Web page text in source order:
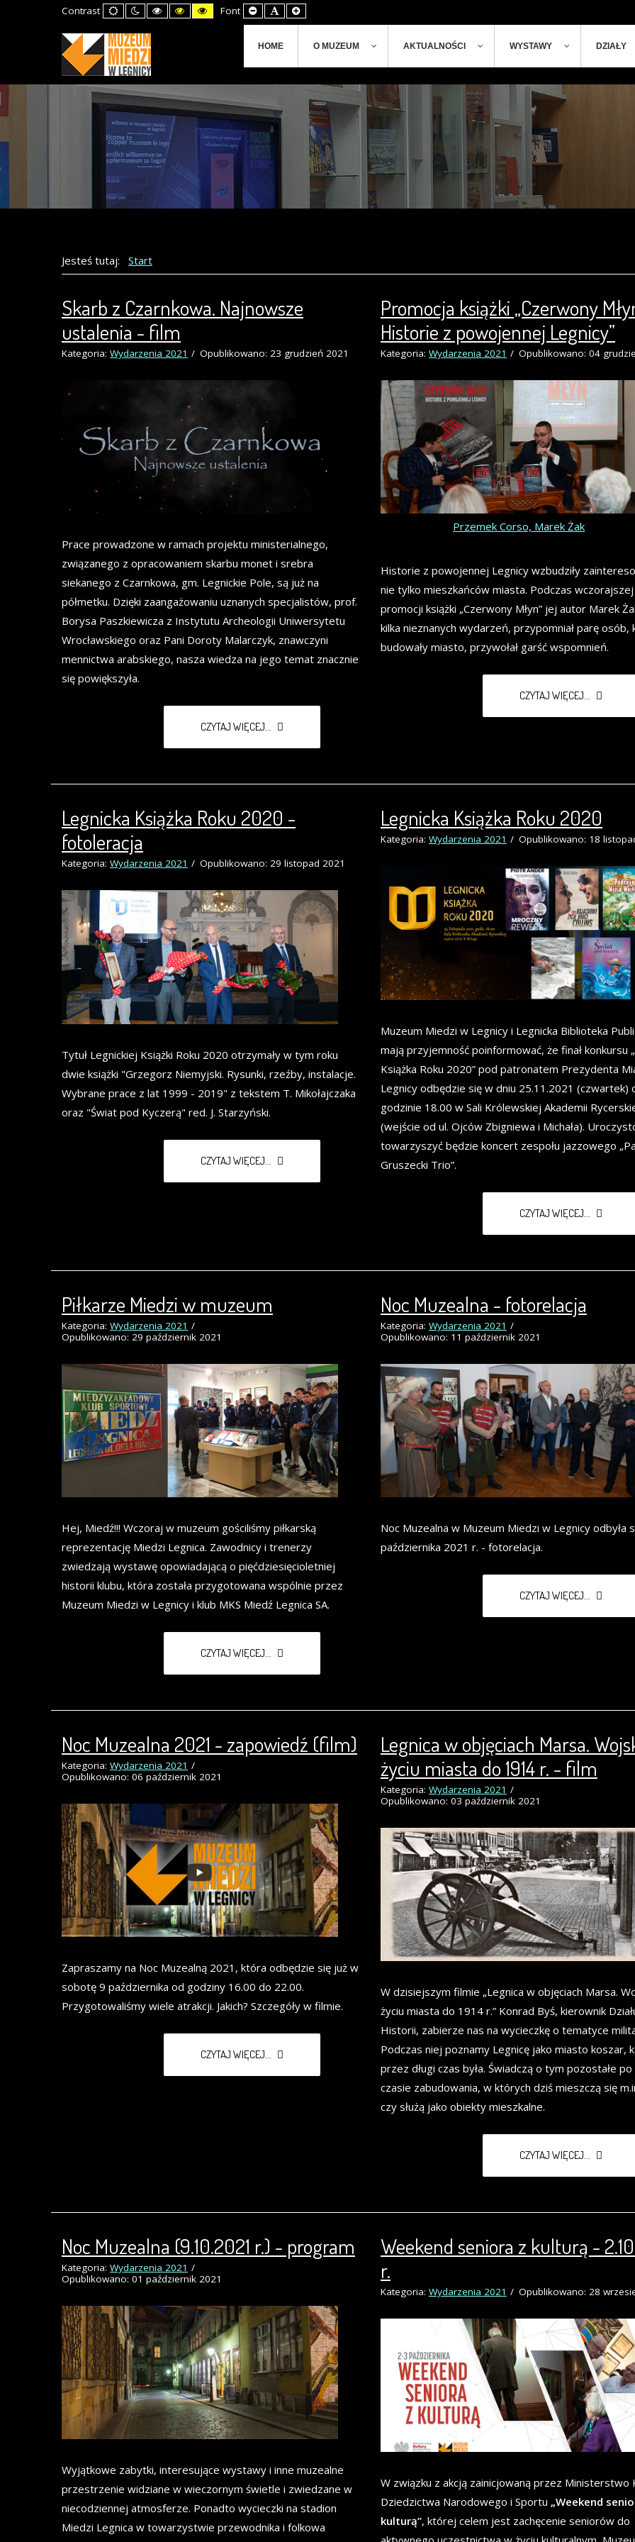
Contrast Default
mode
Night
mode
High
Contrast
High
Contrast
High
Contrast
Font Set
Smaller
Font
Set
Default
Font
Set
Larger
Font
HOME O MUZEUM AKTUALNOŚCI WYSTAWY DZIAŁY
Jesteś tutaj: Start
Skarb z Czarnkowa. Najnowsze
ustalenia - film
Kategoria: Wydarzenia 2021 Opublikowano: 23 grudzień 2021
Prace prowadzone w ramach projektu ministerialnego,
związanego z opracowaniem skarbu monet i srebra
siekanego z Czarnkowa, gm. Legnickie Pole, są już na
półmetku. Dzięki zaangażowaniu uznanych specjalistów, prof.
Borysa Paszkiewicza z Instytutu Archeologii Uniwersytetu
Wrocławskiego oraz Pani Doroty Malarczyk, znawczyni
mennictwa arabskiego, nasza wiedza na jego temat znacznie
się powiększyła.
CZYTAJ WIĘCEJ...
Promocja książki „Czerwony
Historie z powojennej Legnicy”
Kategoria: Wydarzenia 2021 Opublikowano: 04
Przemek Corso, Marek Żak
Historie z powojennej Legnicy wzbudziły
nie tylko mieszkańców miasta. Podczas
promocji książki „Czerwony Młyn” jej autor Marek
kilka nieznanych wydarzeń, przypomniał parę osób,
budowały miasto, przywołał garść wspomnień.
CZYTAJ WIĘCEJ...
Legnicka Książka Roku 2020 -
fotoleracja
Kategoria: Wydarzenia 2021 Opublikowano: 29 listopad 2021
Tytuł Legnickiej Książki Roku 2020 otrzymały w tym roku
dwie książki "Grzegorz Niemyjski. Rysunki, rzeźby, instalacje.
Wybrane prace z lat 1999 - 2019" z tekstem T. Mikołajczaka
oraz "Świat pod Kyczerą" red. J. Starzyński.
CZYTAJ WIĘCEJ...
Legnicka Książka Roku 2020
Kategoria: Wydarzenia 2021 Opublikowano: 18
Muzeum Miedzi w Legnicy i Legnicka Biblioteka
mają przyjemność poinformować, że finał konkursu
Książka Roku 2020” pod patronatem Prezydenta
Legnicy odbędzie się w dniu 25.11.2021 (czwartek)
godzinie 18.00 w Sali Królewskiej Akademii
(wejście od ul. Ojców Zbigniewa i Michała).
towarzyszyć będzie koncert zespołu jazzowego
Gruszecki Trio”.
CZYTAJ WIĘCEJ...
Piłkarze Miedzi w muzeum
Kategoria: Wydarzenia 2021
Opublikowano: 29 październik 2021
Hej, Miedź!!! Wczoraj w muzeum gościliśmy piłkarską
reprezentację Miedzi Legnica. Zawodnicy i trenerzy
zwiedzają wystawę opowiadającą o pięćdziesięcioletniej
historii klubu, która została przygotowana wspólnie przez
Muzeum Miedzi w Legnicy i klub MKS Miedź Legnica SA.
CZYTAJ WIĘCEJ...
Noc Muzealna - fotorelacja
Kategoria: Wydarzenia 2021
Opublikowano: 11 październik 2021
Noc Muzealna w Muzeum Miedzi w Legnicy odbyła
października 2021 r. - fotorelacja.
CZYTAJ WIĘCEJ...
Noc Muzealna 2021 - zapowiedź (film)
Kategoria: Wydarzenia 2021
Opublikowano: 06 październik 2021
Zapraszamy na Noc Muzealną 2021, która odbędzie się już w
sobotę 9 października od godziny 16.00 do 22.00.
Przygotowaliśmy wiele atrakcji. Jakich? Szczegóły w filmie.
CZYTAJ WIĘCEJ...
Legnica w objęciach Marsa.
życiu miasta do 1914 r. - film
Kategoria: Wydarzenia 2021
Opublikowano: 03 październik 2021
W dzisiejszym filmie „Legnica w objęciach Marsa.
życiu miasta do 1914 r.” Konrad Byś, kierownik
Historii, zabierze nas na wycieczkę o tematyce
Podczas niej poznamy Legnicę jako miasto koszar,
przez długi czas była. Świadczą o tym pozostałe
czasie zabudowania, w których dziś mieszczą się
czy służą jako obiekty mieszkalne.
CZYTAJ WIĘCEJ...
Noc Muzealna (9.10.2021 r.) - program
Kategoria: Wydarzenia 2021
Opublikowano: 01 październik 2021
Wyjątkowe zabytki, interesujące wystawy i inne muzealne
przestrzenie widziane w wieczornym świetle i zwiedzane w
niecodziennej atmosferze. Ponadto wycieczki na stadion
Miedzi Legnica w towarzystwie przewodnika i folkowa
Weekend seniora z kulturą -
r.
Kategoria: Wydarzenia 2021 Opublikowano: 28
W związku z akcją zainicjowaną przez Ministerstwo
Dziedzictwa Narodowego i Sportu „Weekend
kulturą”, której celem jest zachęcenie seniorów do